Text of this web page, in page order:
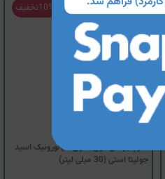
10%تخفیف
سرم آبرسان قوی حاوی هیالورونیک اسید
جولیتا استی (30 میلی لیتر)